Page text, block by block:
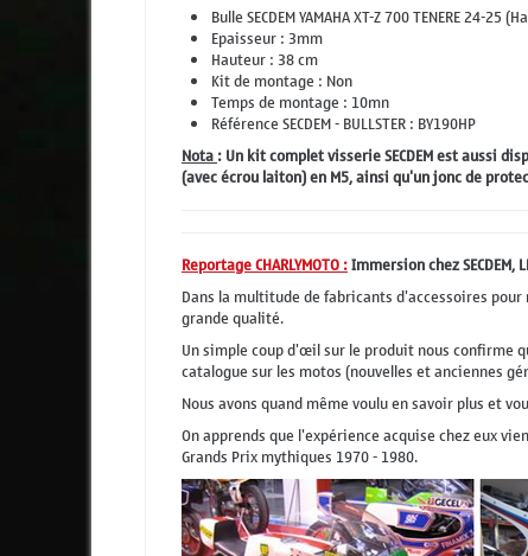
Bulle SECDEM YAMAHA XT-Z 700 TENERE 24-25
Epaisseur : 3mm
Hauteur : 38 cm
Kit de montage : Non
Temps de montage : 10mn
Référence SECDEM - BULLSTER : BY190HP
Nota: Un kit complet visserie SECDEM est aussi
(avec écrou laiton) en M5, ainsi qu'un jonc de
Reportage CHARLYMOTO :Immersion chez SECDEM,
Dans la multitude de fabricants d'accessoires
grande qualité.
Un simple coup d'œilsur le produit nous confirme
catalogue sur les motos (nouvelles et anciennes
Nous avons quand même voulu en savoir plus et
On apprends que l'expérience acquise chez eux
Grands Prix mythiques 1970 - 1980.